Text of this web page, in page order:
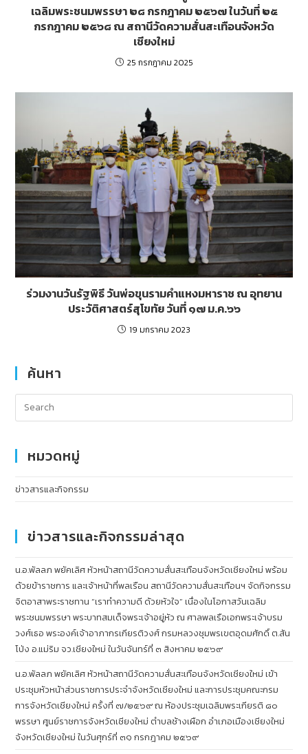
เฉลิมพระชนมพรรษา ๒๘ กรกฎาคม ๒๕๖๗ ในวันที่ ๒๕
กรกฎาคม ๒๕๖๘ ณ สถานีวัดความสั่นสะเทือนจังหวัด
เชียงใหม่
25 กรกฎาคม 2025
ร่วมงานวันรัฐพิธี วันพ่อขุนรามคำแหงมหาราช ณ อุทยาน
ประวัติศาสตร์สุโขทัย วันที่ ๑๗ ม.ค.๖๖
19 มกราคม 2023
ค้นหา
หมวดหมู่
ข่าวสารและกิจกรรม
ข่าวสารและกิจกรรมล่าสุด
น.อ.พัลลภ พยัคเลิศ หัวหน้าสถานีวัดความสั่นสะเทือนจังหวัดเชียงใหม่ พร้อม
ด้วยข้าราชการ และเจ้าหน้าที่พลเรือน สถานีวัดความสั่นสะเทือนฯ จัดกิจกรรม
จิตอาสาพระราชทาน “เราทำความดี ด้วยหัวใจ” เนื่องในโอกาสวันเฉลิม
พระชนมพรรษา พระบาทสมเด็จพระเจ้าอยู่หัว ณ ศาลพลเรือเอกพระเจ้าบรม
วงศ์เธอ พระองค์เจ้าอาภากรเกียรติวงศ์ กรมหลวงชุมพรเขตอุดมศักดิ์ ต.สัน
โป่ง อ.แม่ริม จว.เชียงใหม่ ในวันจันทร์ที่ ๓ สิงหาคม ๒๕๖๙
น.อ.พัลลภ พยัคเลิศ หัวหน้าสถานีวัดความสั่นสะเทือนจังหวัดเชียงใหม่ เข้า
ประชุมหัวหน้าส่วนราชการประจำจังหวัดเชียงใหม่ และการประชุมคณะกรม
การจังหวัดเชียงใหม่ ครั้งที่ ๗/๒๕๖๙ ณ ห้องประชุมเฉลิมพระเกียรติ ๘๐
พรรษา ศูนย์ราชการจังหวัดเชียงใหม่ ตำบลช้างเผือก อำเภอเมืองเชียงใหม่
จังหวัดเชียงใหม่ ในวันศุกร์ที่ ๓๑ กรกฎาคม ๒๕๖๙